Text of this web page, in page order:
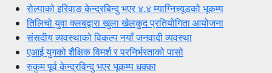
रोल्पाको इरिवाङ केन्द्रबिन्दु भएर ४.४ म्याग्निच्यूडको भूकम्प
तिलिचो युवा क्लबद्वारा खुला खेलकुद प्रतियोगिता आयोजना
संसदीय व्यवस्थाको विकल्प नयाँ जनवादी व्यवस्था
एआई युगको शैक्षिक विमर्श र परनिर्भरताको पासो
रुकुम पूर्व केन्द्रविन्दु भएर भूकम्प धक्का